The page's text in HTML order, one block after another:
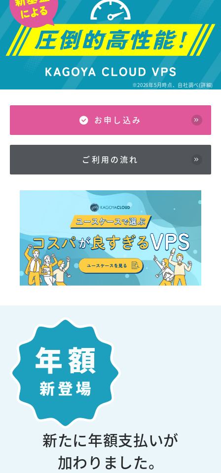
※2026年5月時点、自社調べ(詳細)
お申し込み
ご利用の流れ
新たに年額支払いが
加わりました。